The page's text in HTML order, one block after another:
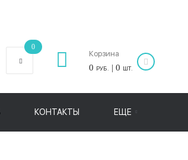
0
Корзина
0 РУБ. | 0 ШТ.
КОНТАКТЫ ЕЩЕ